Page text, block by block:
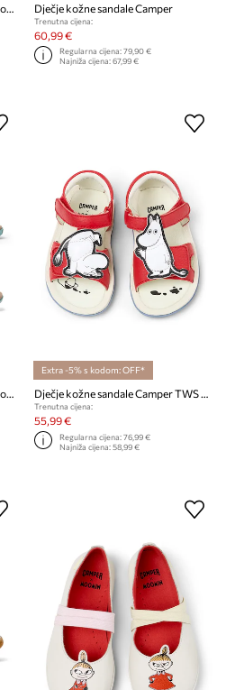
Dječje kožne sandale Camper Bicho FW Dječje kožne sandale Camper
Trenutna cijena:
60,99 €
Regularna cijena:79,90 €
Najniža cijena:67,99 €
Dječje kožne sandale Camper Bicho TWS Kids
Extra -5% s kodom: OFF*
Dječje kožne sandale Camper TWS FW by Moomin
Trenutna cijena:
55,99 €
Regularna cijena:76,99 €
Najniža cijena:58,99 €